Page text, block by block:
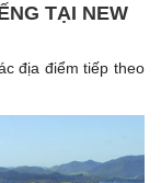
TẠI NEW
địa điểm tiếp theo